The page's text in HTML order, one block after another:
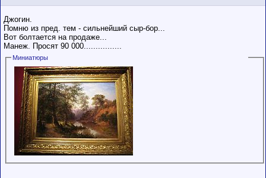
Джогин.
Помню из пред. тем - сильнейший сыр-бор...
Вот болтается на продаже...
Манеж. Просят 90 000................
Миниатюры